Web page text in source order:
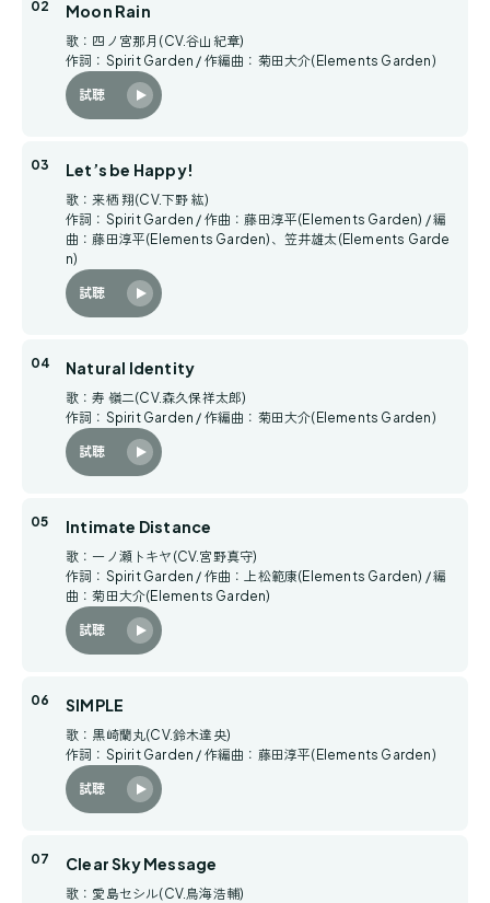
Moon Rain
歌：四ノ宮那月(CV.谷山紀章)
作詞：Spirit Garden / 作編曲：菊田大介(Elements Garden)
試聴
Let’s be Happy!
歌：来栖 翔(CV.下野 紘)
作詞：Spirit Garden / 作曲：藤田淳平(Elements Garden) / 編
曲：藤田淳平(Elements Garden)、笠井雄太(Elements Garde
n)
試聴
Natural Identity
歌：寿 嶺二(CV.森久保祥太郎)
作詞：Spirit Garden / 作編曲：菊田大介(Elements Garden)
試聴
Intimate Distance
歌：一ノ瀬トキヤ(CV.宮野真守)
作詞：Spirit Garden / 作曲：上松範康(Elements Garden) / 編
曲：菊田大介(Elements Garden)
試聴
SIMPLE
歌：黒崎蘭丸(CV.鈴木達央)
作詞：Spirit Garden / 作編曲：藤田淳平(Elements Garden)
試聴
Clear Sky Message
歌：愛島セシル(CV.鳥海浩輔)